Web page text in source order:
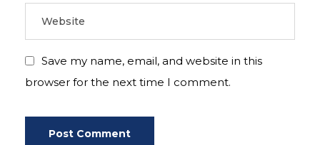
Save my name, email, and website in this
browser for the next time I comment.